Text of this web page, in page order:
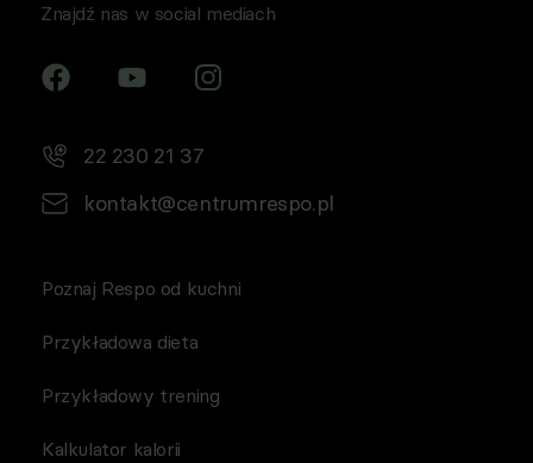
Znajdź nas w social mediach
22 230 21 37
kontakt@centrumrespo.pl
Poznaj Respo od kuchni
Przykładowa dieta
Przykładowy trening
Kalkulator kalorii